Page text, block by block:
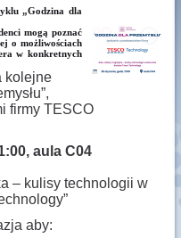
„Godzina dla
mogą poznać
o możliwościach
w konkretnych
kolejne
firmy TESCO
aula C04
– kulisy technologii w
aby: